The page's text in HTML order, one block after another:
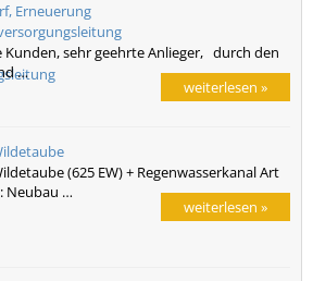
Erneuerung
Kunden, sehr geehrte Anlieger, durch den
…
weiterlesen »
(625 EW) + Regenwasserkanal Art
Neubau …
weiterlesen »